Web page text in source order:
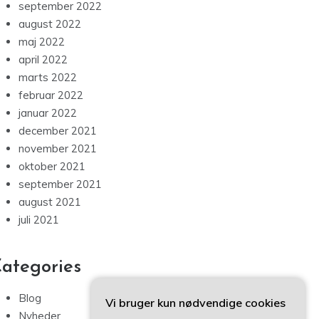
september 2022
august 2022
maj 2022
april 2022
marts 2022
februar 2022
januar 2022
december 2021
november 2021
oktober 2021
september 2021
august 2021
juli 2021
Blog
Nyheder
Vi bruger kun nødvendige cookies